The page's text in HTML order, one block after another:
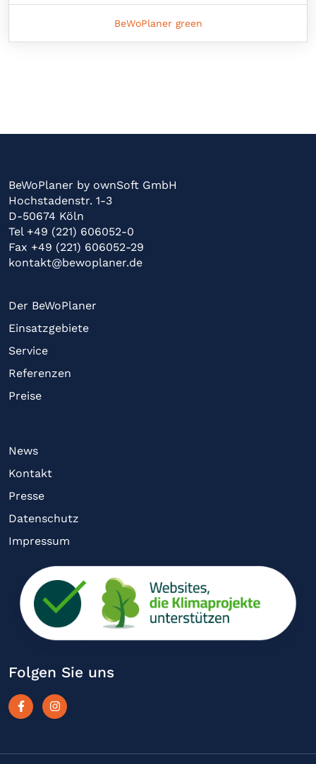
BeWoPlaner green
BeWoPlaner by ownSoft GmbH
Hochstadenstr. 1-3
D-50674 Köln
Tel +49 (221) 606052-0
Fax +49 (221) 606052-29
kontakt@bewoplaner.de
Der BeWoPlaner
Einsatzgebiete
Service
Referenzen
Preise
News
Kontakt
Presse
Datenschutz
Impressum
Folgen Sie uns